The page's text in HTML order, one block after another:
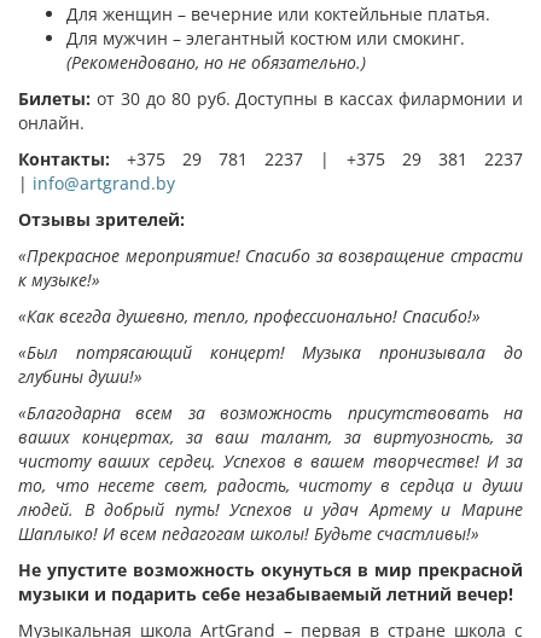
Для женщин – вечерние или коктейльные платья.
Для мужчин – элегантный костюм или смокинг.
(Рекомендовано, но не обязательно.)
Билеты: от 30 до 80 руб. Доступны в кассах филармонии и
онлайн.
Контакты: +375 29 781 2237 | +375 29 381 2237
| info@artgrand.by
Отзывы зрителей:
«Прекрасное мероприятие! Спасибо за возвращение страсти
к музыке!»
«Как всегда душевно, тепло, профессионально! Спасибо!»
«Был потрясающий концерт! Музыка пронизывала до
глубины души!»
«Благодарна всем за возможность присутствовать на
ваших концертах, за ваш талант, за виртуозность, за
чистоту ваших сердец. Успехов в вашем творчестве! И за
то, что несете свет, радость, чистоту в сердца и души
людей. В добрый путь! Успехов и удач Артему и Марине
Шаплыко! И всем педагогам школы! Будьте счастливы!»
Не упустите возможность окунуться в мир прекрасной
музыки и подарить себе незабываемый летний вечер!
Музыкальная школа ArtGrand – первая в стране школа с